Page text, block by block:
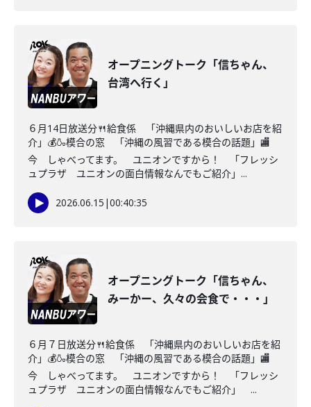
オープニングトーク「信ちゃん、
台湾へ行く」
６月14日放送分🍴給食係 「沖縄県内のおいしいお店を紹
介」💰🍶模合の窓 「沖縄の風習である模合の話題」🏬
今 しゃべってます。 ユニオンですから！ 「フレッシ
ュプラザ ユニオンの面白情報なんでもご紹介」...
2026.06.15 |00:40:35
オープニングトーク「信ちゃん、
みーかー、久々の会食で・・・」
６月７日放送分🍴給食係 「沖縄県内のおいしいお店を紹
介」💰🍶模合の窓 「沖縄の風習である模合の話題」🏬
今 しゃべってます。 ユニオンですから！ 「フレッシ
ュプラザ ユニオンの面白情報なんでもご紹介」 ...